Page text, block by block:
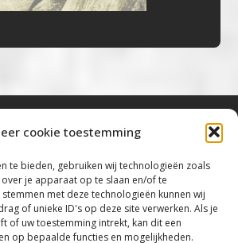
cookie toestemming
te bieden, gebruiken wij technologieën zoals
je apparaat op te slaan en/of te
met deze technologieën kunnen wij
of unieke ID's op deze site verwerken. Als je
of uw toestemming intrekt, kan dit een
op bepaalde functies en mogelijkheden.
Blues, Rock, Roots &
Americana”